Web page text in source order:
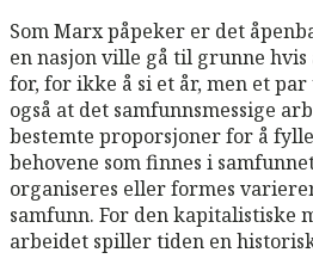
Som Marx påpeker er det
en nasjon ville gå til grunne
for, for ikke å si et år, men et
også at det samfunnsmessige
bestemte proporsjoner for å
behovene som finnes i
organiseres eller formes
samfunn. For den kapitalistiske
arbeidet spiller tiden en